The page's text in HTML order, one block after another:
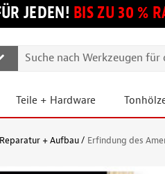
JEDEN! BIS ZU 30 %
Teile + Hardware
+ Aufbau Erfindung des